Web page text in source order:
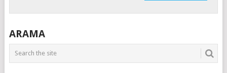
ARAMA